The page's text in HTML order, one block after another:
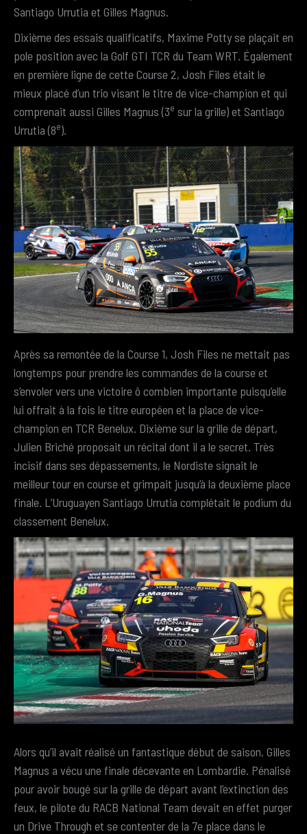
Santiago Urrutia et Gilles Magnus.
Dixième des essais qualificatifs, Maxime Potty se plaçait en
pole position avec la Golf GTI TCR du Team WRT. Également
en première ligne de cette Course 2, Josh Files était le
mieux placé d’un trio visant le titre de vice-champion et qui
comprenait aussi Gilles Magnus (3e sur la grille) et Santiago
Urrutia (8e).
Après sa remontée de la Course 1, Josh Files ne mettait pas
longtemps pour prendre les commandes de la course et
s’envoler vers une victoire ô combien importante puisqu’elle
lui offrait à la fois le titre européen et la place de vice-
champion en TCR Benelux. Dixième sur la grille de départ,
Julien Briché proposait un récital dont il a le secret. Très
incisif dans ses dépassements, le Nordiste signait le
meilleur tour en course et grimpait jusqu’à la deuxième place
finale. L’Uruguayen Santiago Urrutia complétait le podium du
classement Benelux.
Alors qu’il avait réalisé un fantastique début de saison, Gilles
Magnus a vécu une finale décevante en Lombardie. Pénalisé
pour avoir bougé sur la grille de départ avant l’extinction des
feux, le pilote du RACB National Team devait en effet purger
un Drive Through et se contenter de la 7e place dans le